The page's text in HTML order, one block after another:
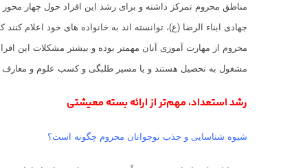
مناطق محروم تمرکز داشته و برای رشد این افراد حول چهار
جهادی ابناء الرضا (ع)، توانسته اند به خانواده های خود اعلام
محروم از مهارت آموزی آنان مهمتر بوده و بیشتر مشکلات این
مشغول به تحصیل هستند و یا مسیر طلبگی و کسب علوم و معارف
رشد استعداد، مهم‌تر از ارائه بسته‌ معیشتی
شیوه شناسایی و جذب نوجوانان محروم چگونه است؟